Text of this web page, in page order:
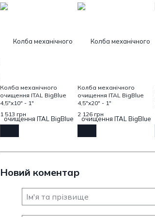
Колба механічного
очищення ITAL ВigВlue
4,5"x10" - 1"
1 513 грн
Колба механічного
очищення ITAL ВigВlue
4,5"x20" - 1"
2 126 грн
Новий коментар